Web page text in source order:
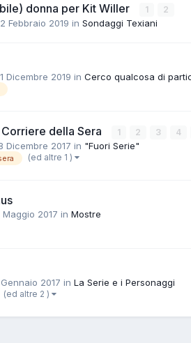
donna per Kit Willer 1 2
Febbraio 2019 in Sondaggi Texiani
Dicembre 2019 in Cerco qualcosa di
della Sera 1 2 3 4
Dicembre 2017 in "Fuori Serie"
(ed altre 1 )
Maggio 2017 in Mostre
Gennaio 2017 in La Serie e i Personaggi
(ed altre 2 )